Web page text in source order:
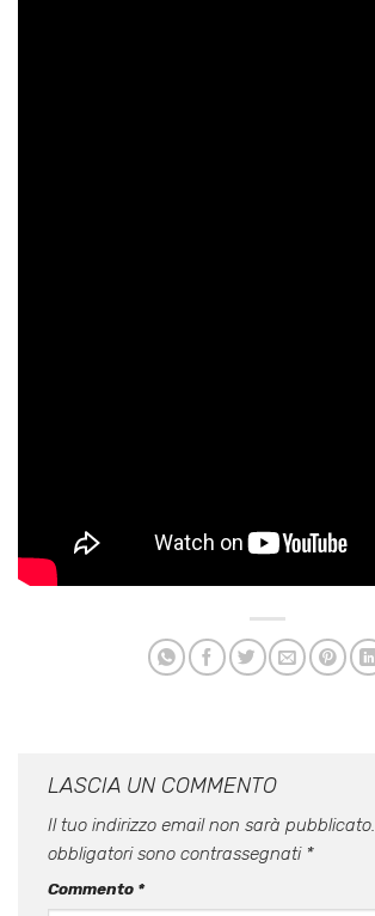
LASCIA UN COMMENTO
Il tuo indirizzo email non sarà pubblicato.
obbligatori sono contrassegnati *
Commento *